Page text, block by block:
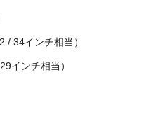
/ 34インチ相当）
インチ相当）